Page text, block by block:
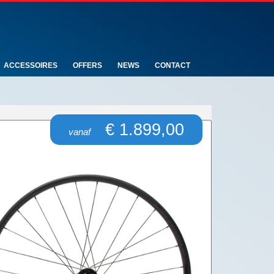
ACCESSOIRES OFFERS NEWS CONTACT
vanaf€ 1.899,00